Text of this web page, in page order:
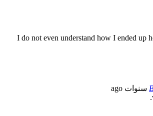
I do not even understand how I ended up